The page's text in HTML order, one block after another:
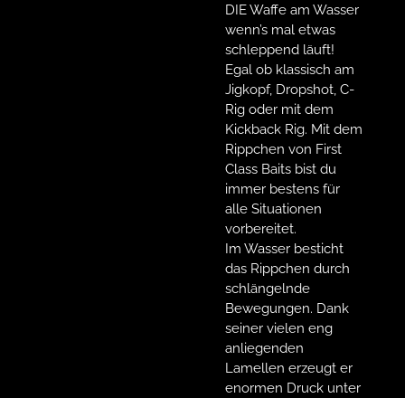
DIE Waffe am Wasser
wenn’s mal etwas
schleppend läuft!
Egal ob klassisch am
Jigkopf, Dropshot, C-
Rig oder mit dem
Kickback Rig. Mit dem
Rippchen von First
Class Baits bist du
immer bestens für
alle Situationen
vorbereitet.
Im Wasser besticht
das Rippchen durch
schlängelnde
Bewegungen. Dank
seiner vielen eng
anliegenden
Lamellen erzeugt er
enormen Druck unter